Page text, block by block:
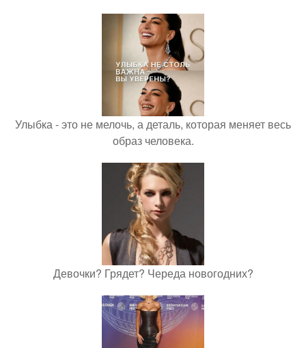
Улыбка - это не мелочь, а деталь, которая меняет весь
образ человека.
Девочки? Грядет? Череда новогодних?